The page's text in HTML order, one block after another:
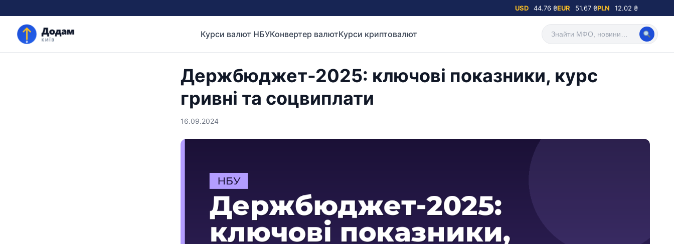
USD 44.76 ₴EUR 51.67 ₴PLN 12.02 ₴
Курси валют НБУКонвертер валютКурси криптовалют
Держбюджет-2025: ключові показники, курс
гривні та соцвиплати
16.09.2024